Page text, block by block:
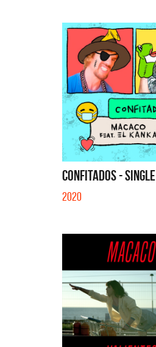
CONFITADOS - SINGLE
2020